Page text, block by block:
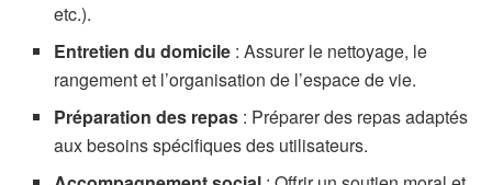
etc.).
Entretien du domicile : Assurer le nettoyage, le
rangement et l’organisation de l’espace de vie.
Préparation des repas : Préparer des repas adaptés
aux besoins spécifiques des utilisateurs.